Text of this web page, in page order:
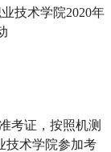
考证，按照机测
技术学院参加考